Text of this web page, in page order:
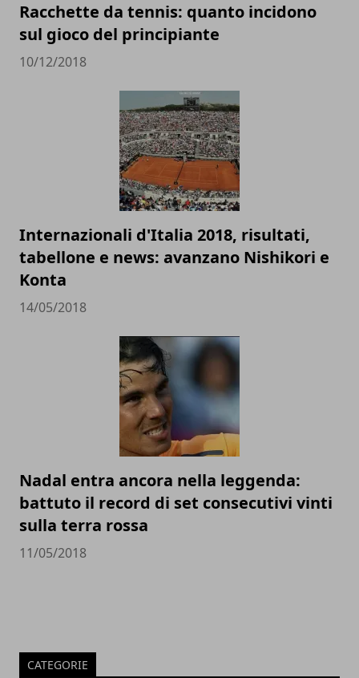
Racchette da tennis: quanto incidono
sul gioco del principiante
10/12/2018
Internazionali d'Italia 2018, risultati,
tabellone e news: avanzano Nishikori e
Konta
14/05/2018
Nadal entra ancora nella leggenda:
battuto il record di set consecutivi vinti
sulla terra rossa
11/05/2018
CATEGORIE